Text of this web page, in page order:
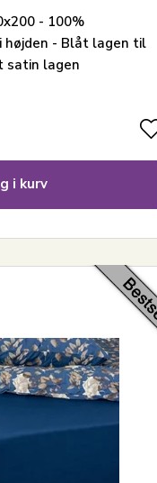
- 100%
højden - Blåt lagen til
satin lagen
i kurv